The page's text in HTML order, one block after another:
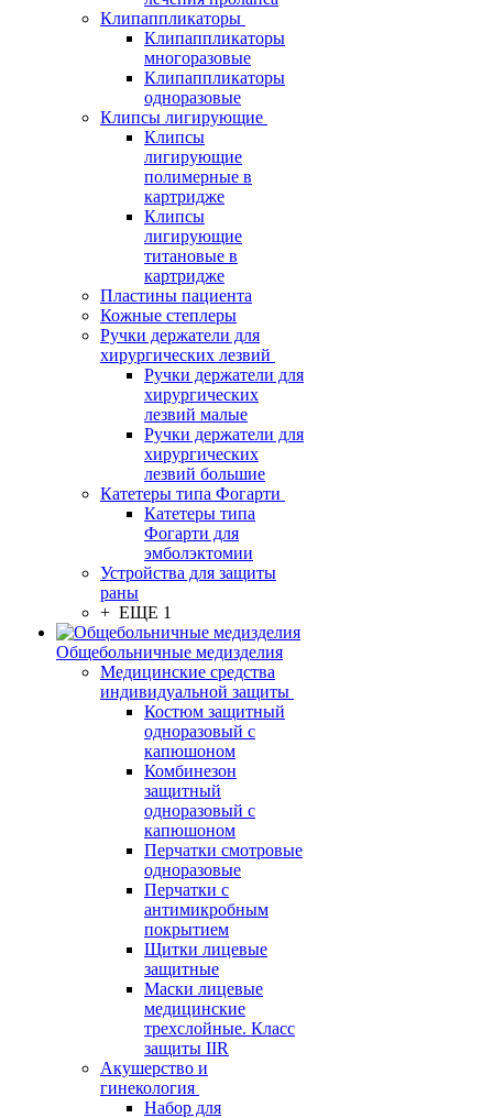
Клипаппликаторы
Клипаппликаторы
многоразовые
Клипаппликаторы
одноразовые
Клипсы лигирующие
Клипсы
лигирующие
полимерные в
картридже
Клипсы
лигирующие
титановые в
картридже
Пластины пациента
Кожные степлеры
Ручки держатели для
хирургических лезвий
Ручки держатели для
хирургических
лезвий малые
Ручки держатели для
хирургических
лезвий большие
Катетеры типа Фогарти
Катетеры типа
Фогарти для
эмболэктомии
Устройства для защиты
раны
+ ЕЩЕ 1
Общебольничные медизделия
Медицинские средства
индивидуальной защиты
Костюм защитный
одноразовый с
капюшоном
Комбинезон
защитный
одноразовый с
капюшоном
Перчатки смотровые
одноразовые
Перчатки с
антимикробным
покрытием
Щитки лицевые
защитные
Маски лицевые
медицинские
трехслойные. Класс
защиты IIR
Акушерство и
гинекология
Набор для